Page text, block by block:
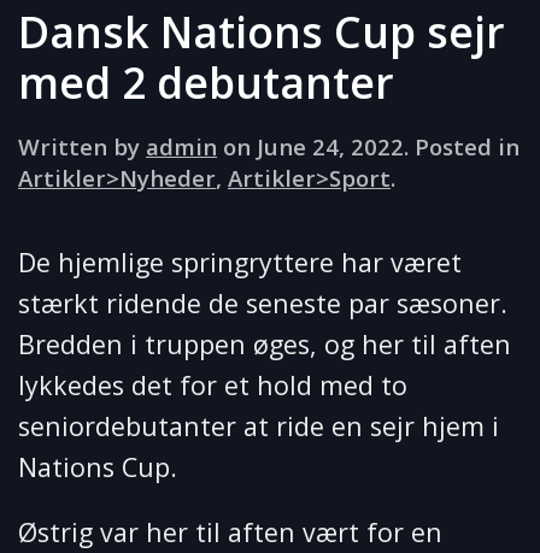
Dansk Nations Cup sejr
med 2 debutanter
Written by admin on June 24, 2022. Posted in
Artikler>Nyheder, Artikler>Sport.
De hjemlige springryttere har været
stærkt ridende de seneste par sæsoner.
Bredden i truppen øges, og her til aften
lykkedes det for et hold med to
seniordebutanter at ride en sejr hjem i
Nations Cup.
Østrig var her til aften vært for en